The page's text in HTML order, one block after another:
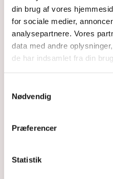
din brug af vores
for sociale medier,
analysepartnere. Vores
data med andre
de har indsamlet fra din
Nødvendig
Præferencer
Statistik
Fyrfadsholdere
Krystaller opdelt efter
Hvide og farveløse
Lilla og lavendel
Blå og indigo
Grønne krystaller
Pink og fersken
Røde, orange og
Armbånd